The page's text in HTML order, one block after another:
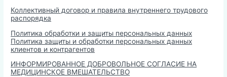
Коллективный договор и правила внутреннего трудового
распорядка
Политика обработки и защиты персональных данных
Политика защиты и обработки персональных данных
клиентов и контрагентов
ИНФОРМИРОВАННОЕ ДОБРОВОЛЬНОЕ СОГЛАСИЕ НА
МЕДИЦИНСКОЕ ВМЕШАТЕЛЬСТВО